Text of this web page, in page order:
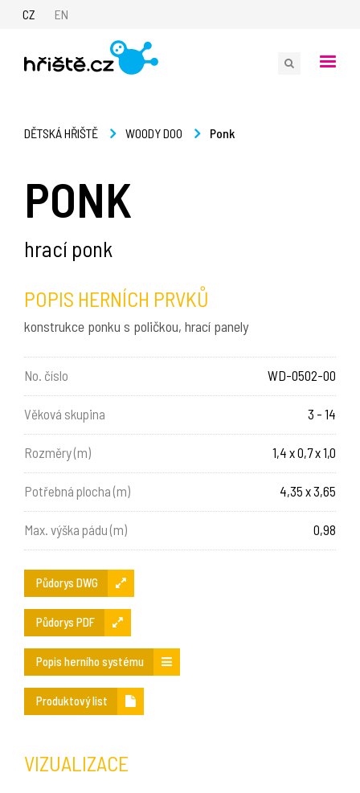
CZ EN
DĚTSKÁ HŘIŠTĚ WOODY DOO Ponk
PONK
hrací ponk
POPIS HERNÍCH PRVKŮ
konstrukce ponku s poličkou, hrací panely
No. číslo WD-0502-00
Věková skupina 3 - 14
Rozměry (m) 1,4 x 0,7 x 1,0
Potřebná plocha (m) 4,35 x 3,65
Max. výška pádu (m) 0,98
Půdorys DWG
Půdorys PDF
Popis herního systému
Produktový list
VIZUALIZACE